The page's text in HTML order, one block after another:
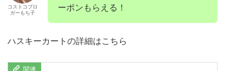
コストコブロ
ガーもち子
ーポンもらえる！
ハスキーカートの詳細はこちら